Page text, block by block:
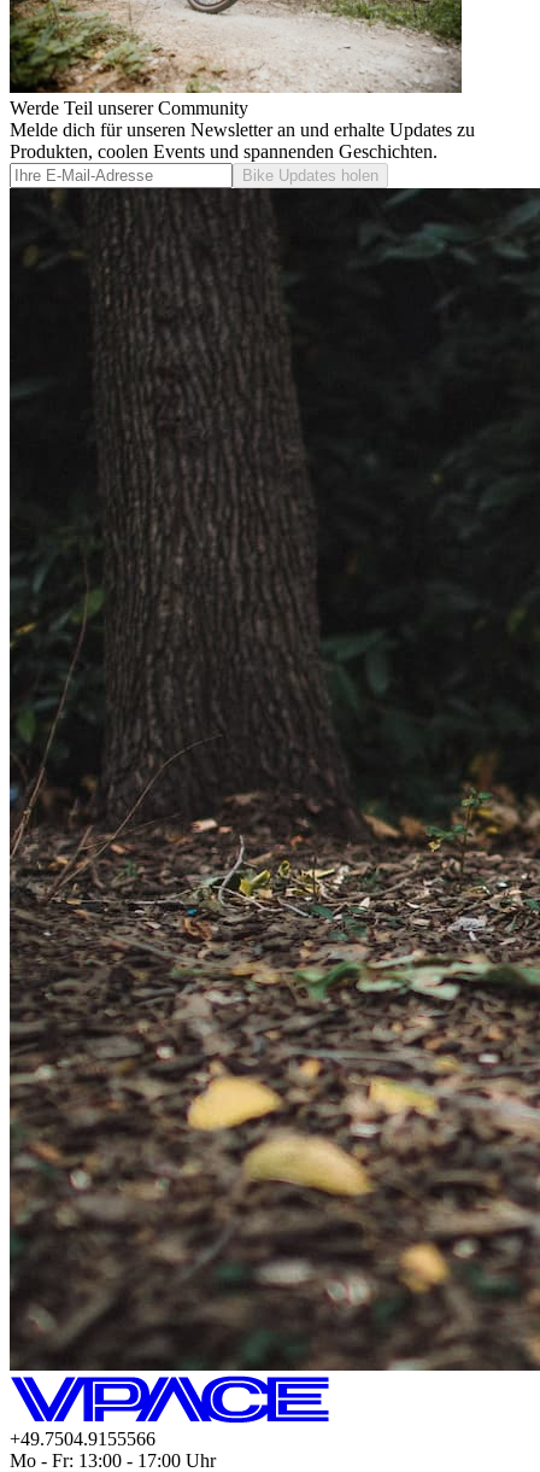
Werde Teil unserer Community
Melde dich für unseren Newsletter an und erhalte Updates zu
Produkten, coolen Events und spannenden Geschichten.
Bike Updates holen
+49.7504.9155566
Mo - Fr: 13:00 - 17:00 Uhr